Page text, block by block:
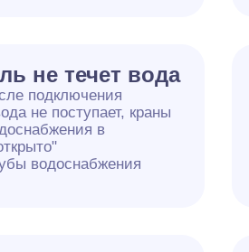
не течет вода
подключения
не поступает, краны
в
водоснабжения